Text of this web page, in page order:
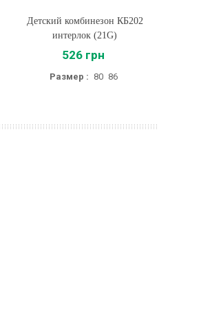
Купить
Детский комбинезон КБ202
интерлок (21G)
526 грн
Размер : 80 86